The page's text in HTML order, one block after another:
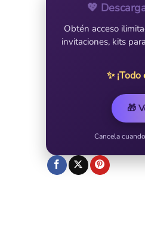
💖
Obtén acceso
invitaciones, kits
✨
🎁
Cancela